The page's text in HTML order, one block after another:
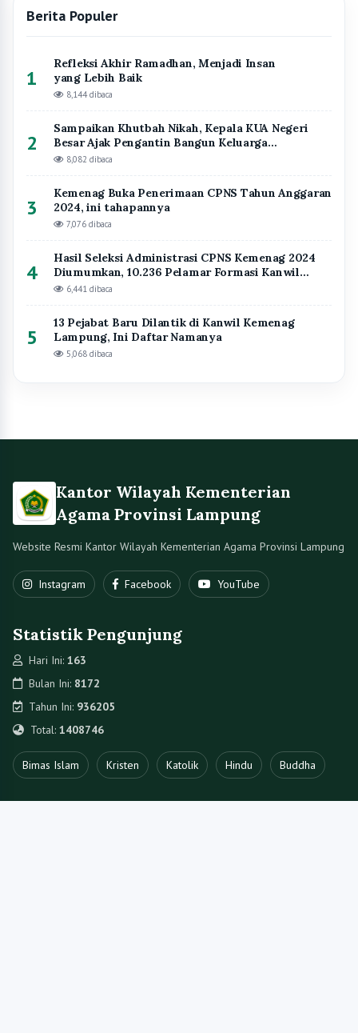
Kemenag Lampung Dinyatakan Lolos Seleksi
6,441 dibaca
5
Lampung, Ini Daftar Namanya
5,068 dibaca
Kantor Wilayah Kementerian
Website Resmi Kantor Wilayah Kementerian Agama Provinsi Lampung
Statistik Pengunjung
Bimas Islam Kristen Katolik Hindu Buddha
Kontak
Jl. Cut Mutia No.27, Gulak Galik, Kec. Tlk. Betung Utara
kanwillampung@kemenag.go.id
6282164502474
© 2025. Kantor Wilayah Kementerian Agama Provinsi Lampung
OlehTim Kerja Data dan Informasi